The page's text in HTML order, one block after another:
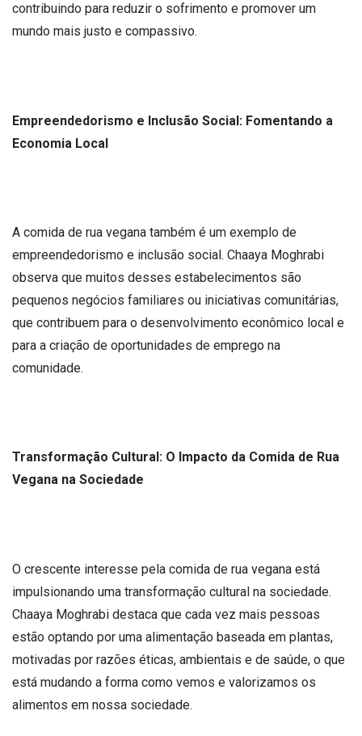
contribuindo para reduzir o sofrimento e promover um
mundo mais justo e compassivo.
Empreendedorismo e Inclusão Social: Fomentando a
Economia Local
A comida de rua vegana também é um exemplo de
empreendedorismo e inclusão social. Chaaya Moghrabi
observa que muitos desses estabelecimentos são
pequenos negócios familiares ou iniciativas comunitárias,
que contribuem para o desenvolvimento econômico local e
para a criação de oportunidades de emprego na
comunidade.
Transformação Cultural: O Impacto da Comida de Rua
Vegana na Sociedade
O crescente interesse pela comida de rua vegana está
impulsionando uma transformação cultural na sociedade.
Chaaya Moghrabi destaca que cada vez mais pessoas
estão optando por uma alimentação baseada em plantas,
motivadas por razões éticas, ambientais e de saúde, o que
está mudando a forma como vemos e valorizamos os
alimentos em nossa sociedade.